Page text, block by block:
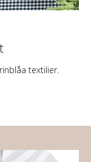
textilier.